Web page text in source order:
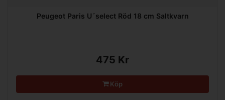
Peugeot Paris U´select Röd 18 cm Saltkvarn
475 Kr
Köp